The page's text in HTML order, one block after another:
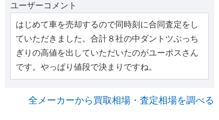
ユーザーコメント
はじめて車を売却するので同時刻に合同査定をし
ていただきました。合計８社の中ダントツぶっち
ぎりの高値を出していただいたのがユーポスさん
です。やっぱり値段で決まりですね。
全メーカーから買取相場・査定相場を調べる